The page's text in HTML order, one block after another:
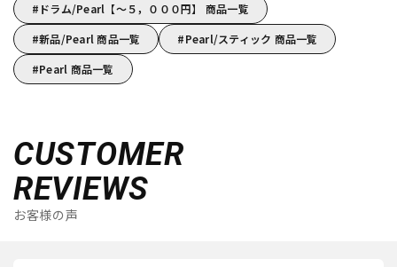
ドラム/Pearl【～５，０００円】 商品一覧
新品/Pearl 商品一覧
Pearl/スティック 商品一覧
Pearl 商品一覧
CUSTOMER
REVIEWS
お客様の声